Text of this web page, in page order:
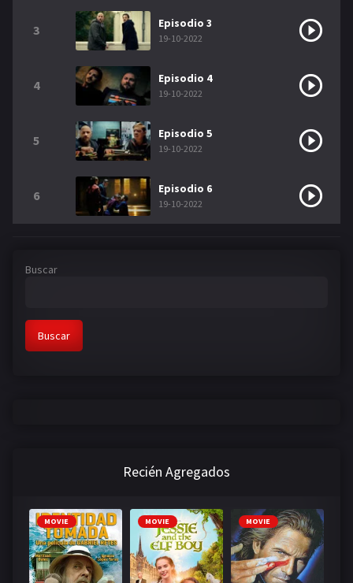
2006
2000 1990
PELICULAS
3 Episodio 3
19-10-2022
4 Episodio 4
19-10-2022
5 Episodio 5
19-10-2022
6 Episodio 6
19-10-2022
Buscar
Buscar
Recién Agregados
MOVIE MOVIE MOVIE